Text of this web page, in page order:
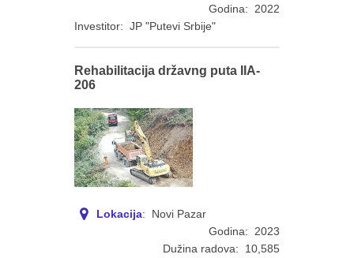
Godina: 2022
Investitor: JP "Putevi Srbije"
Rehabilitacija državng puta IIA-
206
Lokacija: Novi Pazar
Godina: 2023
Dužina radova: 10,585